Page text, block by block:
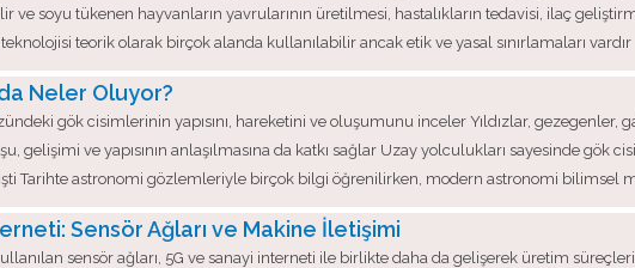
ve soyu tükenen hayvanların yavrularının üretilmesi, hastalıkların tedavisi, ilaç
teorik olarak birçok alanda kullanılabilir ancak etik ve yasal sınırlamaları vardır
Neler Oluyor?
gök cisimlerinin yapısını, hareketini ve oluşumunu inceler Yıldızlar,
gelişimi ve yapısının anlaşılmasına da katkı sağlar Uzay yolculukları sayesinde
Tarihte astronomi gözlemleriyle birçok bilgi öğrenilirken, modern astronomi bilimsel
Sensör Ağları ve Makine İletişimi
sensör ağları, 5G ve sanayi interneti ile birlikte daha da gelişerek üretim